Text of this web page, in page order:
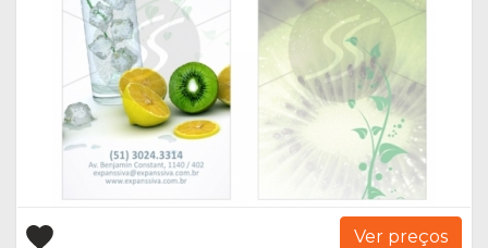
Ver preços